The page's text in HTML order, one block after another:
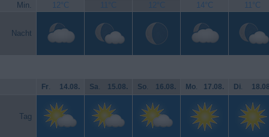
Min. 12°C 11°C 12°C 14°C 11°C
Nacht
Fr. 14.08. Sa. 15.08. So. 16.08. Mo. 17.08. Di.
Tag